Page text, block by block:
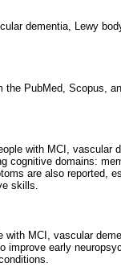
dementia, Lewy
the PubMed, Scopus,
with MCI, vascular
cognitive domains:
are also reported,
skills.
MCI, vascular
improve early